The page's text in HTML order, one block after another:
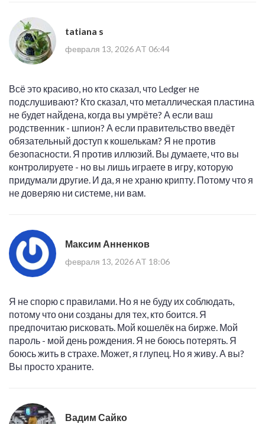
tatiana s
февраля 13, 2026 AT 06:44
Всё это красиво, но кто сказал, что Ledger не
подслушивают? Кто сказал, что металлическая пластина
не будет найдена, когда вы умрёте? А если ваш
родственник - шпион? А если правительство введёт
обязательный доступ к кошелькам? Я не против
безопасности. Я против иллюзий. Вы думаете, что вы
контролируете - но вы лишь играете в игру, которую
придумали другие. И да, я не храню крипту. Потому что я
не доверяю ни системе, ни вам.
Максим Анненков
февраля 13, 2026 AT 18:06
Я не спорю с правилами. Но я не буду их соблюдать,
потому что они созданы для тех, кто боится. Я
предпочитаю рисковать. Мой кошелёк на бирже. Мой
пароль - мой день рождения. Я не боюсь потерять. Я
боюсь жить в страхе. Может, я глупец. Но я живу. А вы?
Вы просто храните.
Вадим Сайко